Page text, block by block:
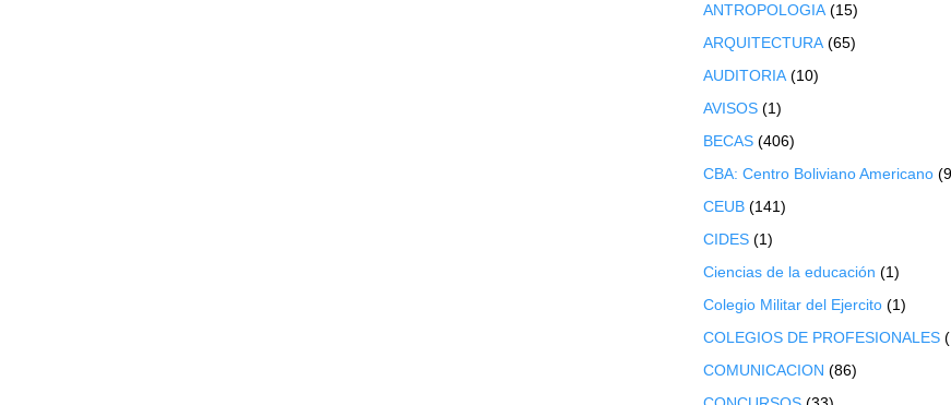
ANTROPOLOGIA (15)
ARQUITECTURA (65)
AUDITORIA (10)
AVISOS (1)
BECAS (406)
CBA: Centro Boliviano Americano
CEUB (141)
CIDES (1)
Ciencias de la educación (1)
Colegio Militar del Ejercito (1)
COLEGIOS DE PROFESIONALES
COMUNICACION (86)